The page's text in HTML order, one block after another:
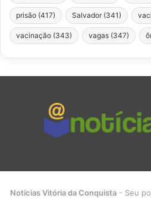
prisão (417) Salvador (341)
vacinação (343) vagas (347)
Notícias Vitória da Conquista - Seu